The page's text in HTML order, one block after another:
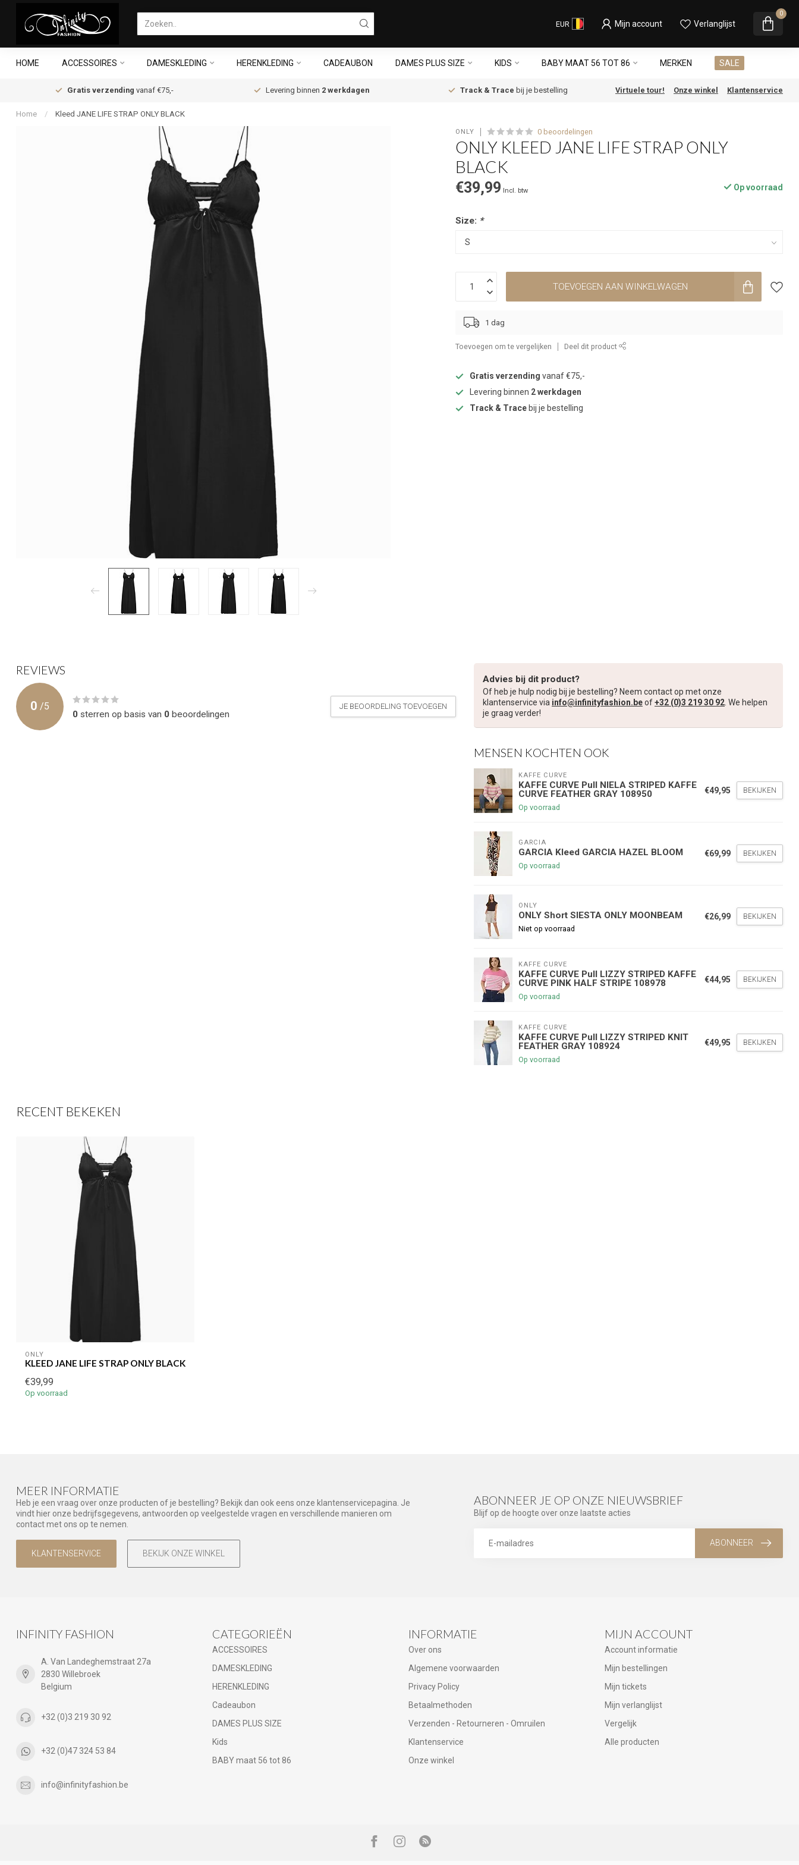
EUR Mijn account Verlanglijst
0
HOME ACCESSOIRES DAMESKLEDING HERENKLEDING CADEAUBON DAMES PLUS SIZE KIDS BABY MAAT 56 TOT 86 MERKEN SALE
Gratis verzending vanaf €75,- Levering binnen 2 werkdagen Track & Trace bij je bestelling Virtuele tour! Onze winkel Klantenservice
Home / Kleed JANE LIFE STRAP ONLY BLACK
ONLY 0 beoordelingen
ONLY KLEED JANE LIFE STRAP ONLY
BLACK
€39,99 Incl. btw Op voorraad
Size: *
TOEVOEGEN AAN WINKELWAGEN
1 dag
Toevoegen om te vergelijken Deel dit product
Gratis verzending vanaf €75,-
Levering binnen 2 werkdagen
Track & Trace bij je bestelling
REVIEWS
0 /5
0 sterren op basis van 0 beoordelingen
JE BEOORDELING TOEVOEGEN
Advies bij dit product?
Of heb je hulp nodig bij je bestelling? Neem contact op met onze
klantenservice via info@infinityfashion.beof+32 (0)3 219 30 92 . We helpen
je graag verder!
MENSEN KOCHTEN OOK
KAFFE CURVE
KAFFE CURVE Pull NIELA STRIPED KAFFE
CURVE FEATHER GRAY 108950
Op voorraad
€49,95 BEKIJKEN
GARCIA
GARCIA Kleed GARCIA HAZEL BLOOM
Op voorraad
€69,99 BEKIJKEN
ONLY
ONLY Short SIESTA ONLY MOONBEAM
Niet op voorraad
€26,99 BEKIJKEN
KAFFE CURVE
KAFFE CURVE Pull LIZZY STRIPED KAFFE
CURVE PINK HALF STRIPE 108978
Op voorraad
€44,95 BEKIJKEN
KAFFE CURVE
KAFFE CURVE Pull LIZZY STRIPED KNIT
FEATHER GRAY 108924
Op voorraad
€49,95 BEKIJKEN
RECENT BEKEKEN
ONLY
KLEED JANE LIFE STRAP ONLY BLACK
€39,99
Op voorraad
MEER INFORMATIE
Heb je een vraag over onze producten of je bestelling? Bekijk dan ook eens onze klantenservicepagina. Je
vindt hier onze bedrijfsgegevens, antwoorden op veelgestelde vragen en verschillende manieren om
contact met ons op te nemen.
KLANTENSERVICE BEKIJK ONZE WINKEL
ABONNEER JE OP ONZE NIEUWSBRIEF
Blijf op de hoogte over onze laatste acties
ABONNEER
INFINITY FASHION
A. Van Landeghemstraat 27a
2830 Willebroek
Belgium
+32 (0)3 219 30 92
+32 (0)47 324 53 84
info@infinityfashion.be
CATEGORIEËN
ACCESSOIRES
DAMESKLEDING
HERENKLEDING
Cadeaubon
DAMES PLUS SIZE
Kids
BABY maat 56 tot 86
INFORMATIE
Over ons
Algemene voorwaarden
Privacy Policy
Betaalmethoden
Verzenden - Retourneren - Omruilen
Klantenservice
Onze winkel
MIJN ACCOUNT
Account informatie
Mijn bestellingen
Mijn tickets
Mijn verlanglijst
Vergelijk
Alle producten